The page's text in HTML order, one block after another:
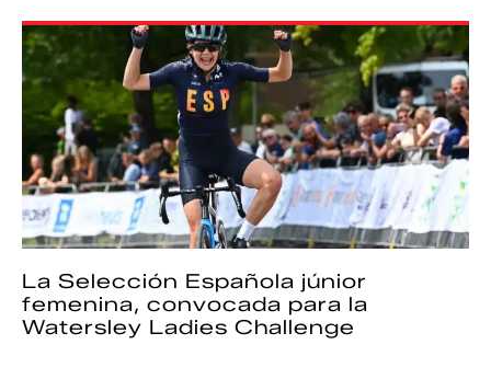
La Selección Española júnior
femenina, convocada para la
Watersley Ladies Challenge